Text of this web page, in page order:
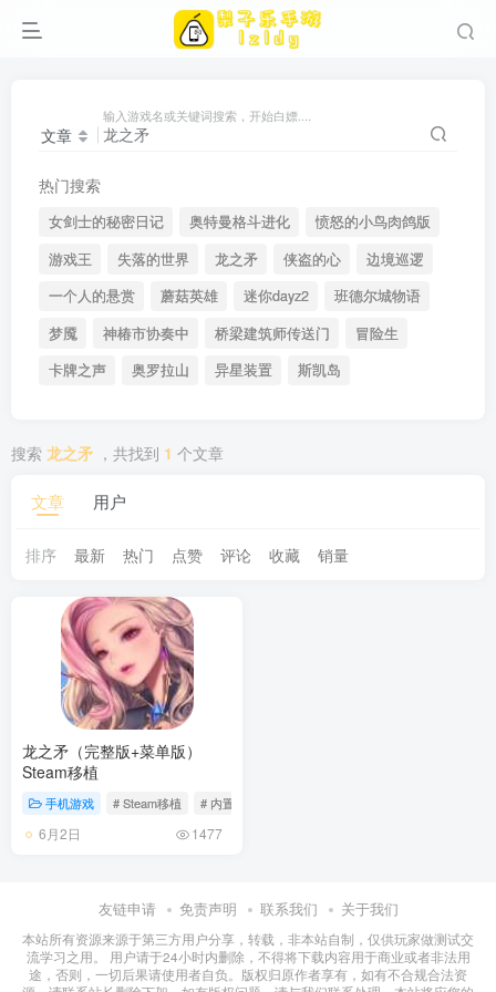
文章
输入游戏名或关键词搜索，开始白嫖....
热门搜索
女剑士的秘密日记 奥特曼格斗进化
愤怒的小鸟肉鸽版
游戏王
失落的世界 龙之矛 侠盗的心
边境巡逻
一个人的悬赏
蘑菇英雄 迷你dayz2
班德尔城物语
梦魇
神椿市协奏中 桥梁建筑师传送门
冒险生
卡牌之声
奥罗拉山 异星装置 斯凯岛
搜索 龙之矛 ，共找到 1 个文章
文章 用户
排序 最新 热门 点赞 评论 收藏 销量
龙之矛（完整版+菜单版）
Steam移植
手机游戏 # Steam移植 # 内置MOD菜单
6月2日 1477
友链申请 免责声明 联系我们 关于我们
本站所有资源来源于第三方用户分享，转载，非本站自制，仅供玩家做测试交
流学习之用。 用户请于24小时内删除，不得将下载内容用于商业或者非法用
途，否则，一切后果请使用者自负。版权归原作者享有，如有不合规合法资